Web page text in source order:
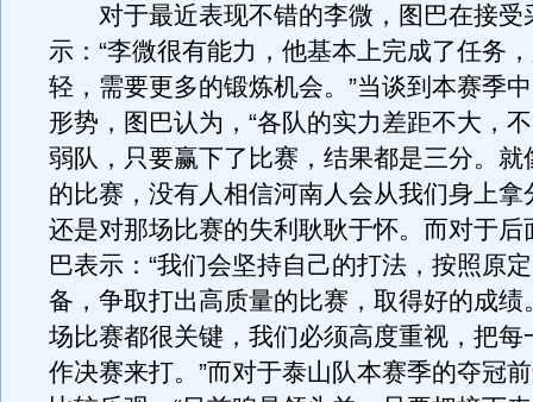
对于最近表现不错的李微，图巴在接受
示：“李微很有能力，他基本上完成了任务
轻，需要更多的锻炼机会。”当谈到本赛季
形势，图巴认为，“各队的实力差距不大，
弱队，只要赢下了比赛，结果都是三分。就
的比赛，没有人相信河南人会从我们身上拿
还是对那场比赛的失利耿耿于怀。而对于后
巴表示：“我们会坚持自己的打法，按照原
备，争取打出高质量的比赛，取得好的成绩
场比赛都很关键，我们必须高度重视，把每
作决赛来打。”而对于泰山队本赛季的夺冠